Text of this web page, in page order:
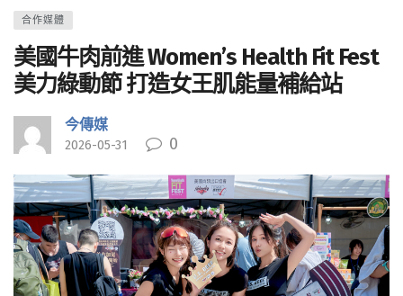
合作媒體
美國牛肉前進 Women’s Health Fit Fest
美力綠動節 打造女王肌能量補給站
今傳媒
2026-05-31 0